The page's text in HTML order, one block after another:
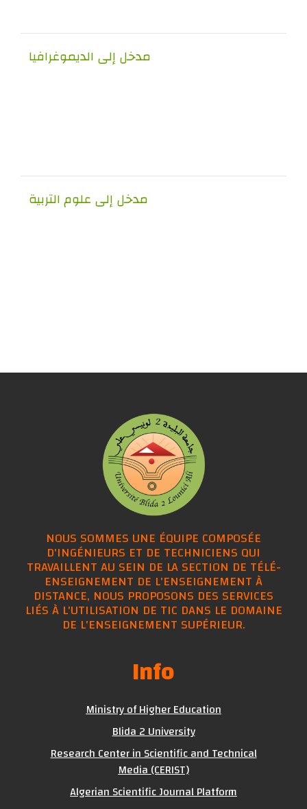
مدخل إلى الديموغرافيا
مدخل إلى علوم التربية
NOUS SOMMES UNE ÉQUIPE COMPOSÉE
D'INGÉNIEURS ET DE TECHNICIENS QUI
TRAVAILLENT AU SEIN DE LA SECTION DE TÉLÉ-
ENSEIGNEMENT DE L'ENSEIGNEMENT À
DISTANCE, NOUS PROPOSONS DES SERVICES
LIÉS À L'UTILISATION DE TIC DANS LE DOMAINE
DE L'ENSEIGNEMENT SUPÉRIEUR.
Info
Ministry of Higher Education
Blida 2 University
Research Center in Scientific and Technical
Media (CERIST)
Algerian Scientific Journal Platform